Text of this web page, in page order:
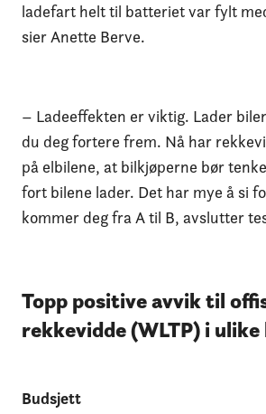
ladefart helt til batteriet var fylt
sier Anette Berve.
– Ladeeffekten er viktig. Lader
du deg fortere frem. Nå har
på elbilene, at bilkjøperne bør
fort bilene lader. Det har mye å si
kommer deg fra A til B, avslutter
Topp positive avvik til
rekkevidde (WLTP) i
Budsjett